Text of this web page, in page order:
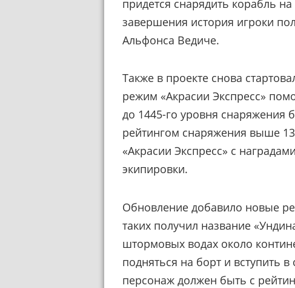
придется снарядить корабль
завершения история игроки
Альфонса Ведиче.
Также в проекте снова
режим «Акрасии Экспресс»
до 1445-го уровня снаряжения
рейтингом снаряжения выше
«Акрасии Экспресс» с
экипировки.
Обновление добавило новые
таких получил название
штормовых водах около
подняться на борт и вступить
персонаж должен быть с